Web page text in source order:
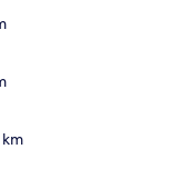
km